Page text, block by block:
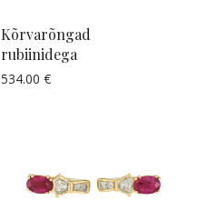
Kõrvarõngad
rubiinidega
534.00 €
Küsi pakkumist